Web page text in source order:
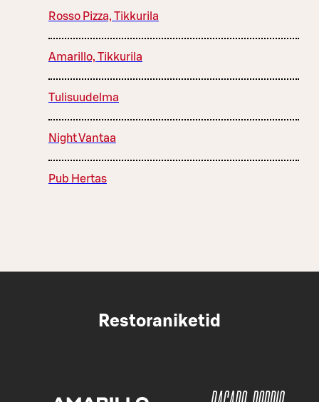
Rosso Pizza, Tikkurila
Amarillo, Tikkurila
Tulisuudelma
Night Vantaa
Pub Hertas
Restoraniketid